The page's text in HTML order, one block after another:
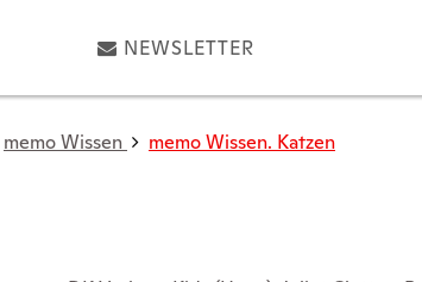
NEWSLETTER
memo Wissen memo Wissen. Katzen